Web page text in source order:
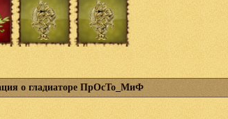
о гладиаторе ПрОсТо_МиФ